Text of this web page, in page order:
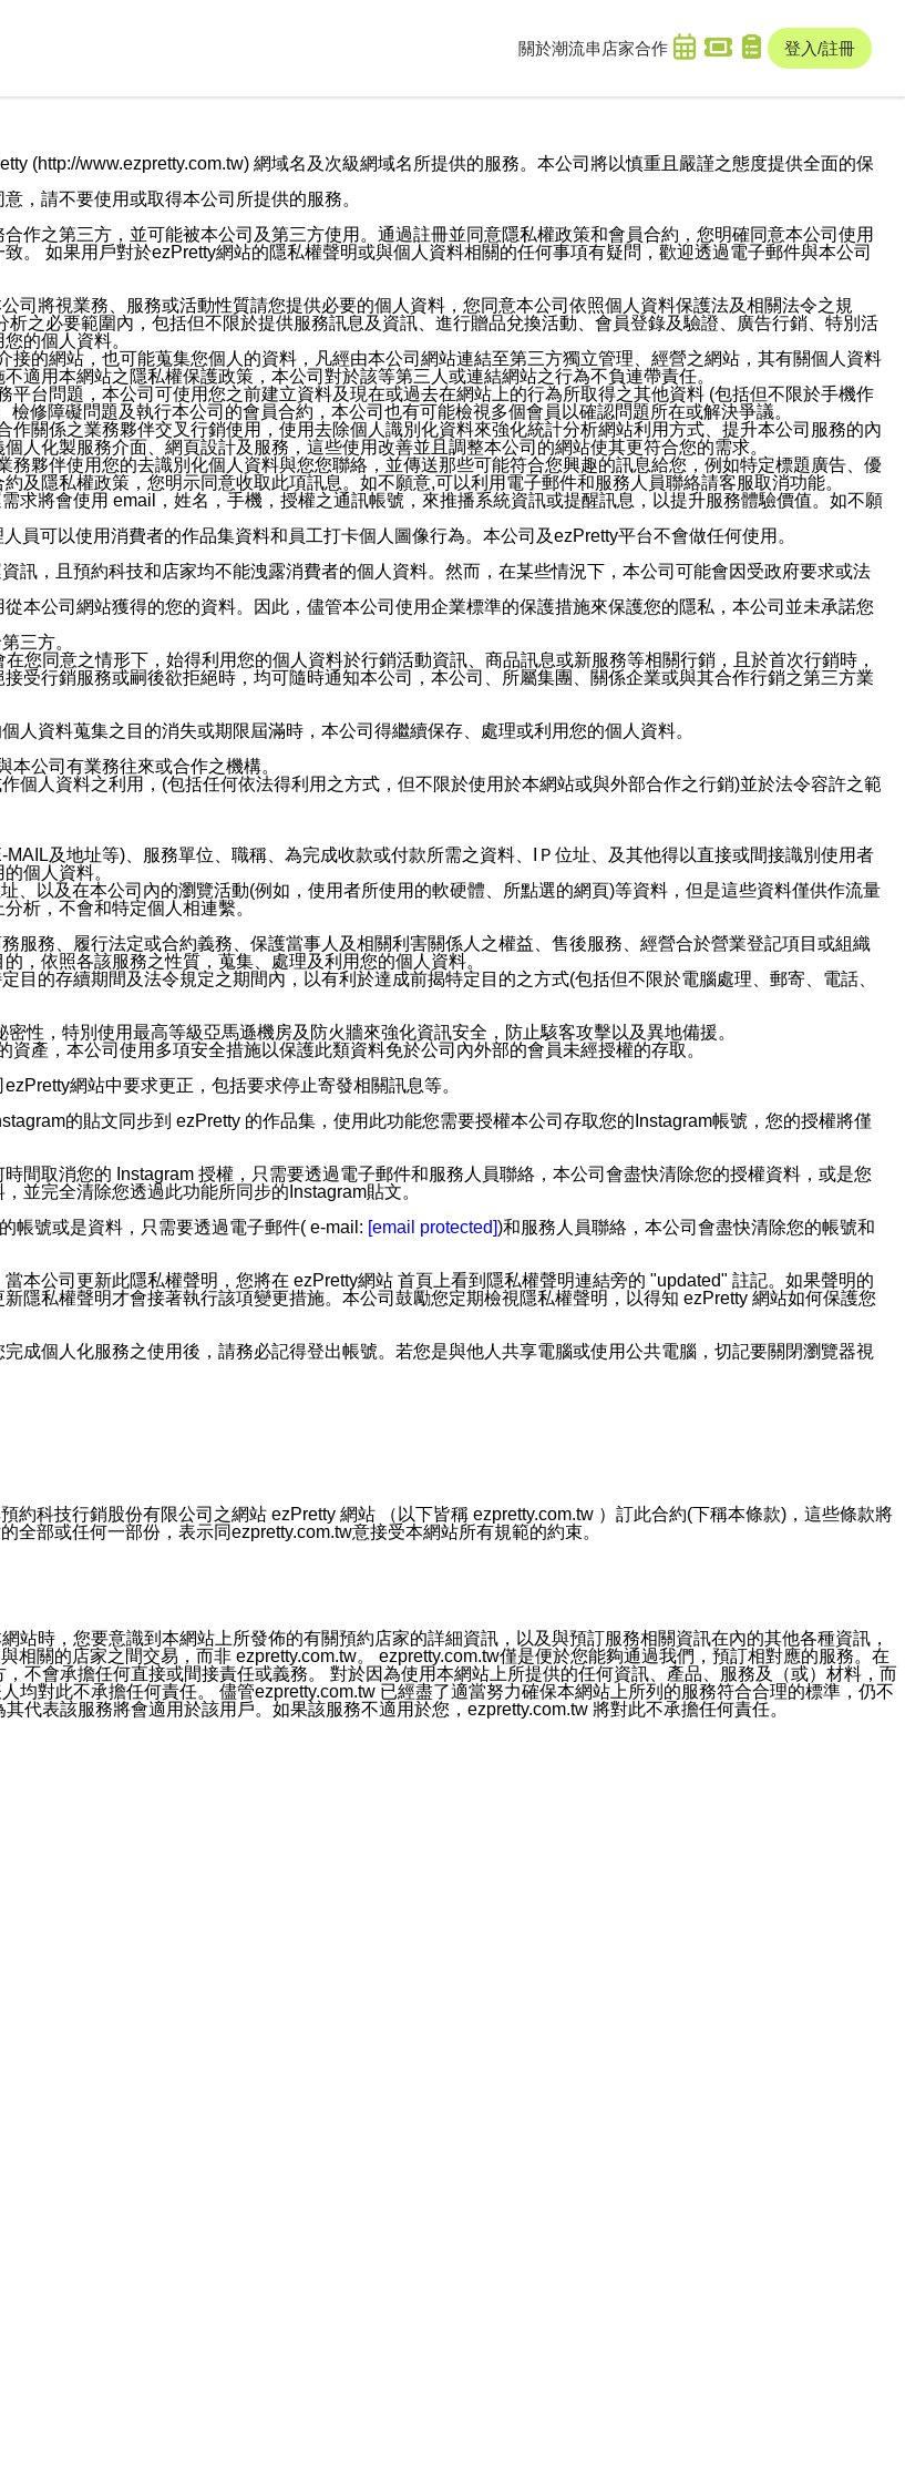
關於潮流串 店家合作 登入/註冊
(http://www.ezpretty.com.tw) 網域名及次級網域名所提供的服務。本公司將以慎重且嚴謹之態度提供全面的保
，請不要使用或取得本公司所提供的服務。
作之第三方，並可能被本公司及第三方使用。通過註冊並同意隱私權政策和會員合約，您明確同意本公司使用
。 如果用戶對於ezPretty網站的隱私權聲明或與個人資料相關的任何事項有疑問，歡迎透過電子郵件與本公司
司將視業務、服務或活動性質請您提供必要的個人資料，您同意本公司依照個人資料保護法及相關法令之規
之必要範圍內，包括但不限於提供服務訊息及資訊、進行贈品兌換活動、會員登錄及驗證、廣告行銷、特別活
的個人資料。
的網站，也可能蒐集您個人的資料，凡經由本公司網站連結至第三方獨立管理、經營之網站，其有關個人資料
適用本網站之隱私權保護政策，本公司對於該等第三人或連結網站之行為不負連帶責任。
台問題，本公司可使用您之前建立資料及現在或過去在網站上的行為所取得之其他資料 (包括但不限於手機作
修障礙問題及執行本公司的會員合約，本公司也有可能檢視多個會員以確認問題所在或解決爭議。
關係之業務夥伴交叉行銷使用，使用去除個人識別化資料來強化統計分析網站利用方式、提升本公司服務的內
人化製服務介面、網頁設計及服務，這些使用改善並且調整本公司的網站使其更符合您的需求。
夥伴使用您的去識別化個人資料與您您聯絡，並傳送那些可能符合您興趣的訊息給您，例如特定標題廣告、優
及隱私權政策，您明示同意收取此項訊息。如不願意,可以利用電子郵件和服務人員聯絡請客服取消功能。
求將會使用 email，姓名，手機，授權之通訊帳號，來推播系統資訊或提醒訊息，以提升服務體驗價值。如不願
員可以使用消費者的作品集資料和員工打卡個人圖像行為。本公司及ezPretty平台不會做任何使用。
訊，且預約科技和店家均不能洩露消費者的個人資料。然而，在某些情況下，本公司可能會因受政府要求或法
本公司網站獲得的您的資料。因此，儘管本公司使用企業標準的保護措施來保護您的隱私，本公司並未承諾您
三方。
您同意之情形下，始得利用您的個人資料於行銷活動資訊、商品訊息或新服務等相關行銷，且於首次行銷時，
受行銷服務或嗣後欲拒絕時，均可隨時通知本公司，本公司、所屬集團、關係企業或與其合作行銷之第三方業
資料蒐集之目的消失或期限屆滿時，本公司得繼續保存、處理或利用您的個人資料。
公司有業務往來或合作之機構。
個人資料之利用，(包括任何依法得利用之方式，但不限於使用於本網站或與外部合作之行銷)並於法令容許之範
及地址等)、服務單位、職稱、為完成收款或付款所需之資料、IＰ位址、及其他得以直接或間接識別使用者
個人資料。
、以及在本公司內的瀏覽活動(例如，使用者所使用的軟硬體、所點選的網頁)等資料，但是這些資料僅供作流量
析，不會和特定個人相連繫。
服務、履行法定或合約義務、保護當事人及相關利害關係人之權益、售後服務、經營合於營業登記項目或組織
，依照各該服務之性質，蒐集、處理及利用您的個人資料。
的存續期間及法令規定之期間內，以有利於達成前揭特定目的之方式(包括但不限於電腦處理、郵寄、電話、
性，特別使用最高等級亞馬遜機房及防火牆來強化資訊安全，防止駭客攻擊以及異地備援。
產，本公司使用多項安全措施以保護此類資料免於公司內外部的會員未經授權的存取。
網站中要求更正，包括要求停止寄發相關訊息等。
的貼文同步到 ezPretty 的作品集，使用此功能您需要授權本公司存取您的Instagram帳號，您的授權將僅
間取消您的 Instagram 授權，只需要透過電子郵件和服務人員聯絡，本公司會盡快清除您的授權資料，或是您
並完全清除您透過此功能所同步的Instagram貼文。
帳號或是資料，只需要透過電子郵件( e-mail: [email protected])和服務人員聯絡，本公司會盡快清除您的帳號和
本公司更新此隱私權聲明，您將在 ezPretty網站 首頁上看到隱私權聲明連結旁的 "updated" 註記。如果聲明的
隱私權聲明才會接著執行該項變更措施。本公司鼓勵您定期檢視隱私權聲明，以得知 ezPretty 網站如何保護您
成個人化服務之使用後，請務必記得登出帳號。若您是與他人共享電腦或使用公共電腦，切記要關閉瀏覽器視
好友，您仍可接收到通知型訊息。
他目的的訊息皆不會被傳送。滿足以下三個條件者，將可收到通知型訊息。
官方帳號的通知型訊息。
科技行銷股份有限公司之網站 ezPretty 網站 （以下皆稱 ezpretty.com.tw ）訂此合約(下稱本條款)，這些條款將
部或任何一部份，表示同ezpretty.com.tw意接受本網站所有規範的約束。
站時，您要意識到本網站上所發佈的有關預約店家的詳細資訊，以及與預訂服務相關資訊在內的其他各種資訊，
關的店家之間交易，而非 ezpretty.com.tw。 ezpretty.com.tw僅是便於您能夠通過我們，預訂相對應的服務。在
不會承擔任何直接或間接責任或義務。 對於因為使用本網站上所提供的任何資訊、產品、服務及（或）材料，而
均對此不承擔任何責任。 儘管ezpretty.com.tw 已經盡了適當努力確保本網站上所列的服務符合合理的標準，仍不
代表該服務將會適用於該用戶。如果該服務不適用於您，ezpretty.com.tw 將對此不承擔任何責任。